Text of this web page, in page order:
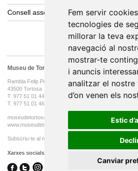
Fem servir
tecnologies de
millorar la teva
navegació al
mostrar-te
i anuncis
analitzar el
d’on venen els
Estic
Canviar
Consell assessor
Museu de Tortosa
Rambla Felip Pedrell, 3
43500 Tortosa
T. 977 51 01 44 oficines
T. 977 51 01 46
museudetortosa@tortosa.cat
www.museudetortosa.cat
Subscriu-te al nostre butlletí
Xarxes socials